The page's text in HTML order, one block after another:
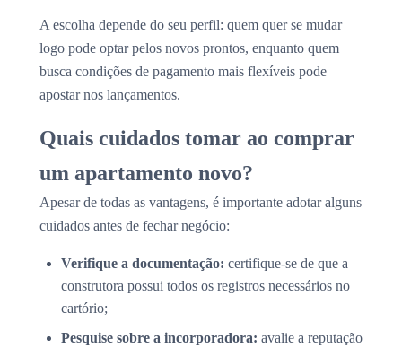
A escolha depende do seu perfil: quem quer se mudar
logo pode optar pelos novos prontos, enquanto quem
busca condições de pagamento mais flexíveis pode
apostar nos lançamentos.
Quais cuidados tomar ao comprar
um apartamento novo?
Apesar de todas as vantagens, é importante adotar alguns
cuidados antes de fechar negócio:
Verifique a documentação: certifique-se de que a
construtora possui todos os registros necessários no
cartório;
Pesquise sobre a incorporadora: avalie a reputação